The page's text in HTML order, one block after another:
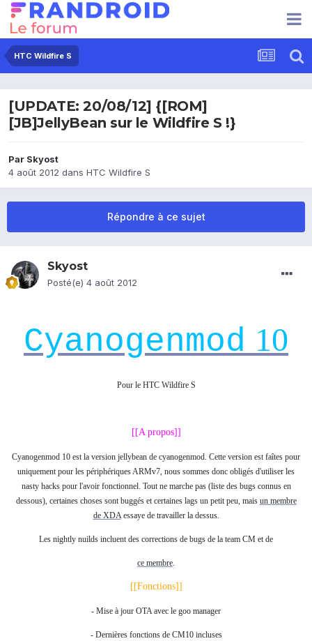
HTC Wildfire S
[UPDATE: 20/08/12] {[ROM]
[JB]JellyBean sur le Wildfire S !}
Par Skyost
4 août 2012 dans HTC Wildfire S
Répondre à ce sujet
Skyost
Posté(e) 4 août 2012
Cyanogenmod 10
Pour le HTC Wildfire S
[[A propos]]
Cyanogenmod 10 est la version jellybean de cyanogenmod. Cette version est faîtes pour
uniquement pour les périphériques ARMv7, nous sommes donc obligés d'utiliser les
nasty hacks pour l'avoir fonctionnel. Tout ne marche pas (liste des bugs connus en
dessous), certaines choses sont buggés et certaines lags un petit peu, mais un membre
de XDAessaye de travailler la dessus.
Les nightly nuilds incluent des corrections de bugs de la team CM et de
ce membre.
[[Fonctions]]
- Mise à jour OTA avec le goo manager
- Dernières fonctions de CM10 incluses